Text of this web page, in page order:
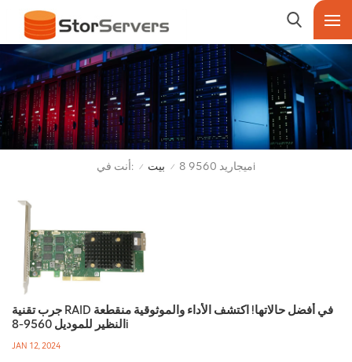
أنت في: / بيت / ميجاريد 9560 8i
جرب تقنية RAID في أفضل حالاتها! اكتشف الأداء والموثوقية منقطعة
النظير للموديل 9560-8i
JAN 12, 2024